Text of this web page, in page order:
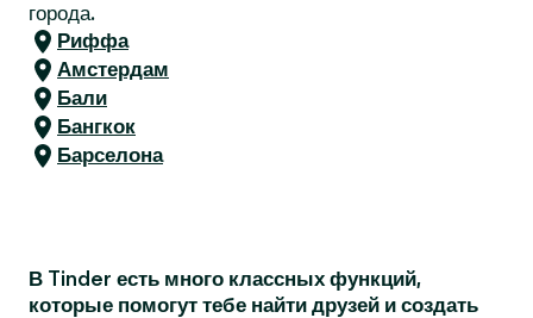
города.
Риффа
Амстердам
Бали
Бангкок
Барселона
В Tinder есть много классных функций,
которые помогут тебе найти друзей и создать